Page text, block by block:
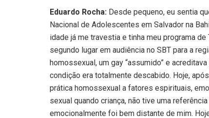
Eduardo Rocha: Desde pequeno, eu sentia
Nacional de Adolescentes em Salvador na
idade já me travestia e tinha meu programa de
segundo lugar em audiência no SBT para a
homossexual, um gay “assumido” e
condição era totalmente descabido. Hoje,
prática homossexual a fatores espirituais,
sexual quando criança, não tive uma
emocionalmente foi bem distante de mim.